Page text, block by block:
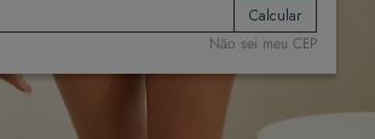
Calcular
Não sei meu CEP